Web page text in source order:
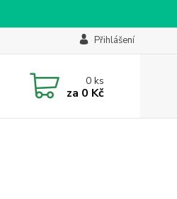
Přihlášení
0ks
za 0 Kč